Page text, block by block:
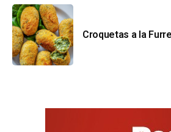
Croquetas a la